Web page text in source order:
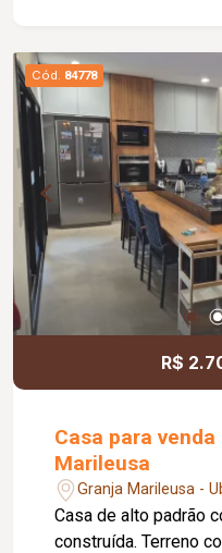
Cód. 84778
R$
Casa para
Marileusa
Granja Marileusa -
Casa de alto padrão
construída. Terreno com 469,00 m². O imóvel